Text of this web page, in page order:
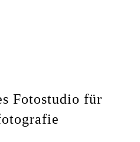
Fotostudio für